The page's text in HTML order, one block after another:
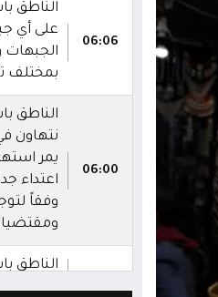
06:06
الناطق
على أي
الجبهات
بمختلف
06:00
الناطق
نتهاون
يمر
اعتداء
وفقاً
الناطق
وحدة